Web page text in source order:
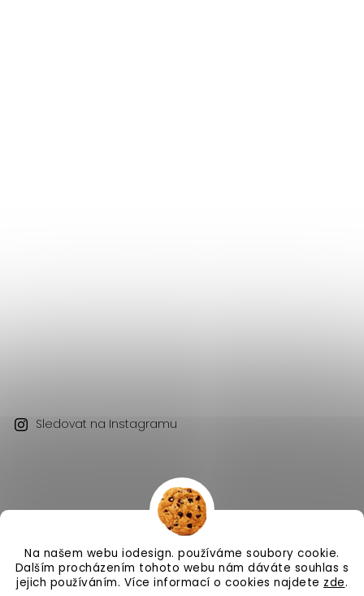
Na našem webu iodesign. používáme soubory cookie.
Dalším procházením tohoto webu nám dáváte souhlas s
jejich používáním. Více informací o cookies najdete zde.
Sledovat na Instagramu
Copyright 2026 iodesign. . Všechna práva vyhrazena.
Vytvořil Shoptet| DesignShoptak.cz